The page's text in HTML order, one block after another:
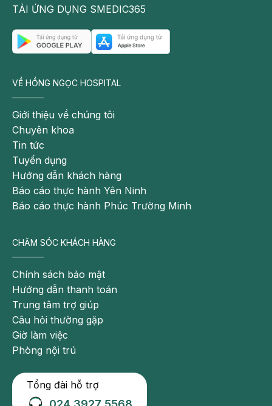
TẢI ỨNG DỤNG SMEDIC365
VỀ HỒNG NGỌC HOSPITAL
Giới thiệu về chúng tôi
Chuyên khoa
Tin tức
Tuyển dụng
Hướng dẫn khách hàng
Báo cáo thực hành Yên Ninh
Báo cáo thực hành Phúc Trường Minh
CHĂM SÓC KHÁCH HÀNG
Chính sách bảo mật
Hướng dẫn thanh toán
Trung tâm trợ giúp
Câu hỏi thường gặp
Giờ làm việc
Phòng nội trú
Tổng đài hỗ trợ